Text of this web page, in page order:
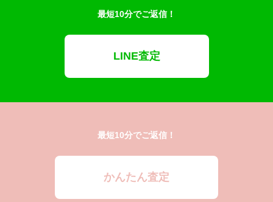
最短10分でご返信！
LINE査定
最短10分でご返信！
かんたん査定